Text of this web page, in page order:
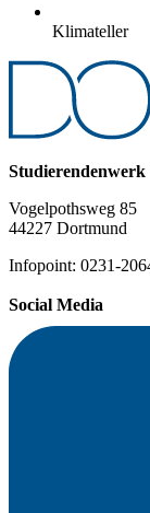
Klimateller
Vogelpothsweg 85
44227 Dortmund
Infopoint: 0231-
Social Media